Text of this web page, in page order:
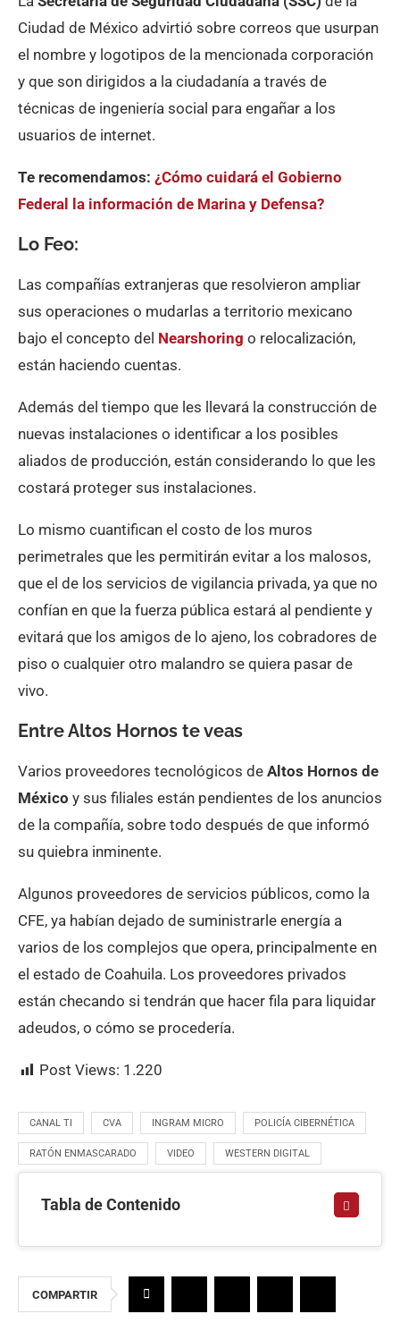
Ciudad de México advirtió sobre correos que usurpan
el nombre y logotipos de la mencionada corporación
y que son dirigidos a la ciudadanía a través de
técnicas de ingeniería social para engañar a los
usuarios de internet.
Te recomendamos: ¿Cómo cuidará el Gobierno
Federal la información de Marina y Defensa?
Lo Feo:
Las compañías extranjeras que resolvieron ampliar
sus operaciones o mudarlas a territorio mexicano
bajo el concepto del Nearshoring o relocalización,
están haciendo cuentas.
Además del tiempo que les llevará la construcción de
nuevas instalaciones o identificar a los posibles
aliados de producción, están considerando lo que les
costará proteger sus instalaciones.
Lo mismo cuantifican el costo de los muros
perimetrales que les permitirán evitar a los malosos,
que el de los servicios de vigilancia privada, ya que no
confían en que la fuerza pública estará al pendiente y
evitará que los amigos de lo ajeno, los cobradores de
piso o cualquier otro malandro se quiera pasar de
vivo.
Entre Altos Hornos te veas
Varios proveedores tecnológicos de Altos Hornos de
México y sus filiales están pendientes de los anuncios
de la compañía, sobre todo después de que informó
su quiebra inminente.
Algunos proveedores de servicios públicos, como la
CFE, ya habían dejado de suministrarle energía a
varios de los complejos que opera, principalmente en
el estado de Coahuila. Los proveedores privados
están checando si tendrán que hacer fila para liquidar
adeudos, o cómo se procedería.
Post Views: 1.220
CANAL TI CVA INGRAM MICRO POLICÍA CIBERNÉTICA
RATÓN ENMASCARADO VIDEO WESTERN DIGITAL
Tabla de Contenido
COMPARTIR